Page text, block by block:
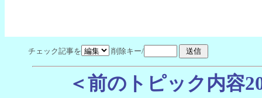
チェック記事を 削除キー/
＜前のトピック内容